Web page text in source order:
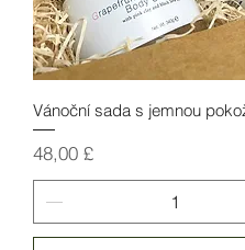
Vánoční sada s jemnou
Cena
48,00 £